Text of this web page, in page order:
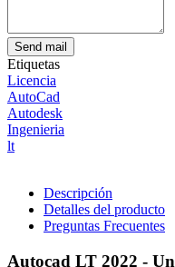
Send mail
Etiquetas
Licencia
AutoCad
Autodesk
Ingenieria
lt
Descripción
Detalles del producto
Preguntas Frecuentes
Autocad LT 2022 -